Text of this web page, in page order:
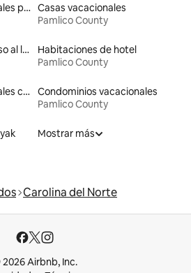
Alojamientos vacacionales para familias Casas vacacionales
Pamlico County
Alojamientos con acceso al lago
Habitaciones de hotel
Pamlico County
Alojamientos vacacionales con piscina
Condominios vacacionales
Pamlico County
Mostrar más
Carolina del Norte
Airbnb, Inc.